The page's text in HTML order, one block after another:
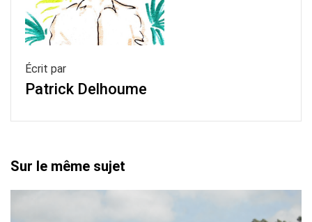
Écrit par
Patrick Delhoume
Sur le même sujet